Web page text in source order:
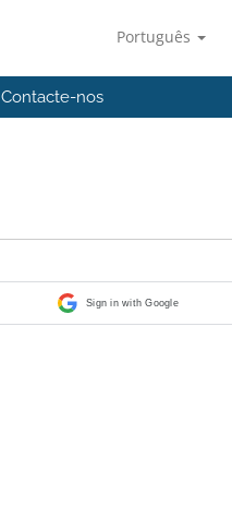
Português
Contacte-nos
Sign in with Google